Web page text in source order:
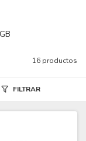
16 productos
FILTRAR